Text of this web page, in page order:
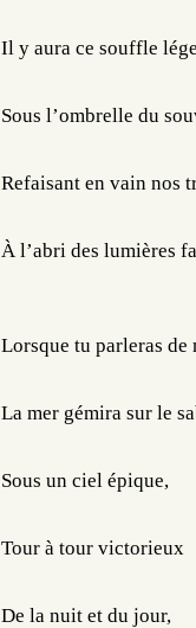
Il y aura ce souffle
Sous l’ombrelle du
Refaisant en vain nos
À l’abri des lumières
Lorsque tu parleras de
La mer gémira sur le
Sous un ciel épique,
Tour à tour victorieux
De la nuit et du jour,